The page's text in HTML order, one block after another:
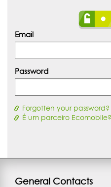
Email
Password
Forgotten your password?
É um parceiro
General Contacts